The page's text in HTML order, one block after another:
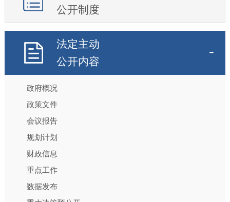
公开制度
法定主动
公开内容
政府概况
政策文件
会议报告
规划计划
财政信息
重点工作
数据发布